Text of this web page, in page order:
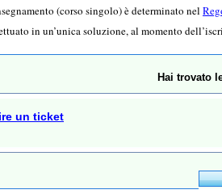
(corso singolo) è determinato nel
in un’unica soluzione, al momento
Hai trovato
un ticket